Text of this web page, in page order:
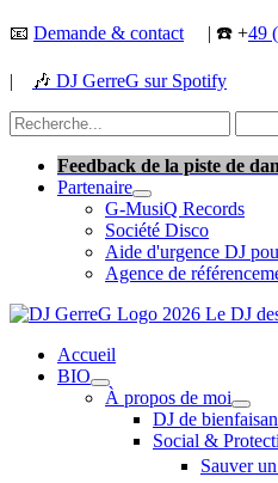
Aller
contenu
📧 Demande & contact | ☎️ +49
| 🎶 DJ GerreG sur Spotify
Rechercher :
Feedback de la piste de
Partenaire
G-MusiQ Records
Société Disco
Aide d'urgence DJ
Agence de
Accueil
BIO
À propos de moi
DJ de
Social &
Sauver